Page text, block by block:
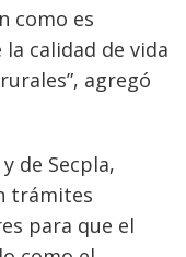
como es
calidad de vida
agregó
de Secpla,
trámites
para que el